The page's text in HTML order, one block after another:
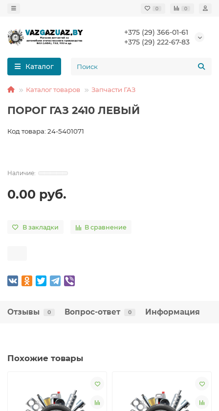
0 0
+375 (29) 366-01-61
+375 (29) 222-67-83
Каталог
Каталог товаров Запчасти ГАЗ
ПОРОГ ГАЗ 2410 ЛЕВЫЙ
Код товара: 24-5401071
0.00 руб.
В закладки В сравнение
Отзывы 0 Вопрос-ответ 0 Информация
Похожие товары